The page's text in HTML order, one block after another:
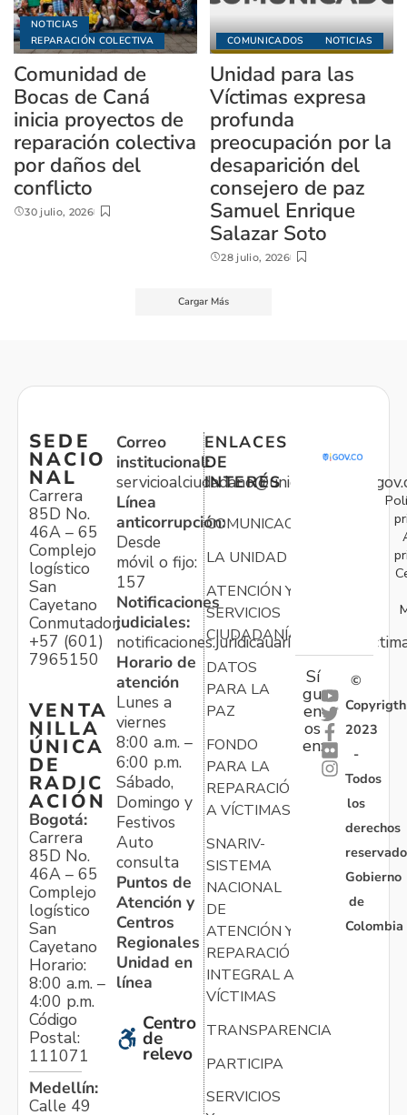
NOTICIAS
REPARACIÓN COLECTIVA
Comunidad de
Bocas de Caná
inicia proyectos de
reparación colectiva
por daños del
conflicto
30 julio, 2026
COMUNICADOS NOTICIAS
Unidad para las
Víctimas expresa
profunda
preocupación por la
desaparición del
consejero de paz
Samuel Enrique
Salazar Soto
28 julio, 2026
Cargar Más
SEDE
NACIO
NAL
Carrera
85D No.
46A – 65
Complejo
logístico
San
Cayetano
Conmutador:
+57 (601)
7965150
VENTA
NILLA
ÚNICA
DE
RADIC
ACIÓN
Bogotá:
Carrera
85D No.
46A – 65
Complejo
logístico
San
Cayetano
Horario:
8:00 a.m. –
4:00 p.m.
Código
Postal:
111071
Medellín:
Calle 49
Correo
institucional:
Línea
anticorrupción:
Desde
móvil o fijo:
157
Notificaciones
judiciales:
Horario de
atención
Lunes a
viernes
8:00 a.m. –
6:00 p.m.
Sábado,
Domingo y
Festivos
Auto
consulta
Puntos de
Atención y
Centros
Regionales
Unidad en
línea
Centro
de
relevo
ENLACES
DE
INTERÉS
COMUNICACIONES
LA UNIDAD
ATENCIÓN Y
SERVICIOS
CIUDADANÍA
DATOS
PARA LA
PAZ
FONDO
PARA LA
REPARACIÓN
A VÍCTIMAS
SNARIV-
SISTEMA
NACIONAL
DE
ATENCIÓN Y
REPARACIÓN
INTEGRAL A
VÍCTIMAS
TRANSPARENCIA
PARTICIPA
SERVICIOS
Sí
gu
en
os
en:
©
Copyrigth
2023
-
Todos
los
derechos
Gobierno
de
Colombia